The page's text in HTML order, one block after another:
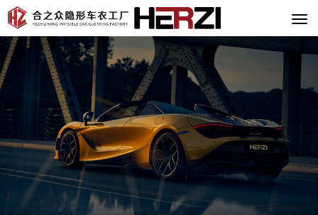
切
航